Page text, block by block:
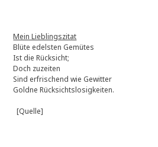
Mein Lieblingszitat
Blüte edelsten Gemütes
Ist die Rücksicht;
Doch zuzeiten
Sind erfrischend wie Gewitter
Goldne Rücksichtslosigkeiten.
[Quelle]